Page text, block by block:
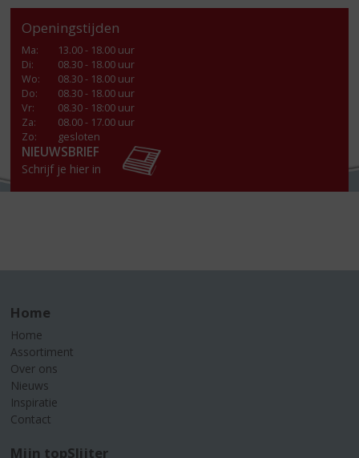
Openingstijden
Ma:
13.00 - 18.00 uur
Di:
08.30 - 18.00 uur
Wo:
08.30 - 18.00 uur
Do:
08.30 - 18.00 uur
Vr:
08.30 - 18:00 uur
Za:
08.00 - 17.00 uur
Zo:
gesloten
NIEUWSBRIEF
Schrijf je hier in
Home
Home
Assortiment
Over ons
Nieuws
Inspiratie
Contact
Mijn topSlijter